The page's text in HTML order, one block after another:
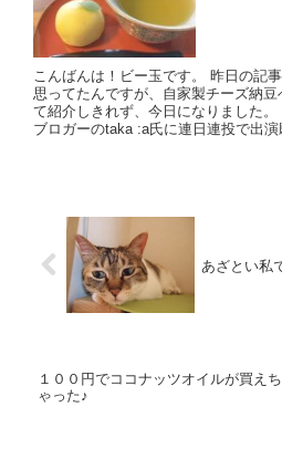
こんばんは！ビー玉です。 昨日の記
思ってたんですが、自家製チーズ納
て紹介しきれず、今日になりました
ブロガーのtaka :a氏に連日連投で出演
あざとい私
１００円でココナッツオイルが買えち
ゃった♪